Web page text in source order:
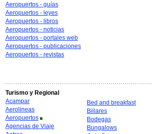
Aeropuertos - guías
Aeropuertos - leyes
Aeropuertos - libros
Aeropuertos - noticias
Aeropuertos - portales web
Aeropuertos - publicaciones
Aeropuertos - revistas
Turismo y Regional
Acampar
Aerolineas
Aeropuertos
Agencias de Viaje
Bed and breakfast
Billares
Bodegas
Bungalows